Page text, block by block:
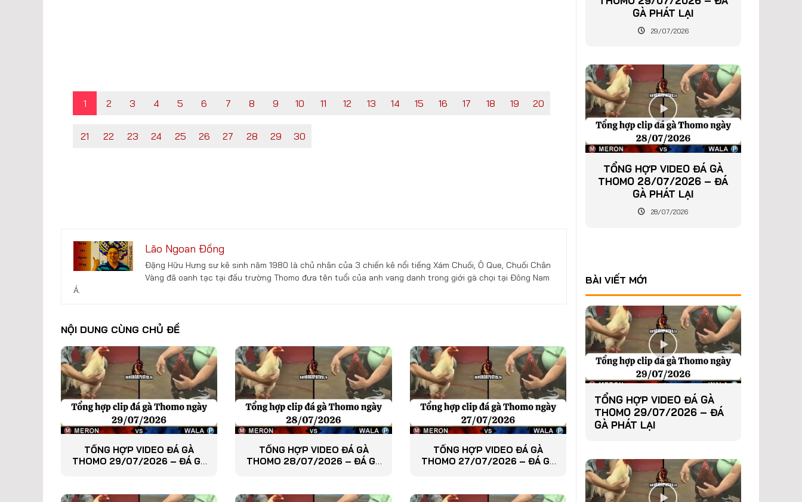
1 2 3 4 5 6 7 8 9 10 11 12 13 14 15 16 17 18 19 20
21 22 23 24 25 26 27 28 29 30
Lão Ngoan Đồng
Đặng Hữu Hưng sư kê sinh năm 1980 là chủ nhân của 3 chiến kê nổi tiếng Xám Chuối, Ô Que, Chuối Chân
Vàng đã oanh tạc tại đấu trường Thomo đưa tên tuổi của anh vang danh trong giới gà chọi tại Đông Nam
Á.
NỘI DUNG CÙNG CHỦ ĐỀ
TỔNG HỢP VIDEO ĐÁ GÀ
THOMO 29/07/2026 – ĐÁ GÀ
TỔNG HỢP VIDEO ĐÁ GÀ
THOMO 28/07/2026 – ĐÁ GÀ
TỔNG HỢP VIDEO ĐÁ GÀ
THOMO 27/07/2026 – ĐÁ GÀ
GÀ PHÁT LẠI
29/07/2026
TỔNG HỢP VIDEO ĐÁ GÀ
THOMO 28/07/2026 – ĐÁ
GÀ PHÁT LẠI
28/07/2026
BÀI VIẾT MỚI
TỔNG HỢP VIDEO ĐÁ GÀ
THOMO 29/07/2026 – ĐÁ
GÀ PHÁT LẠI